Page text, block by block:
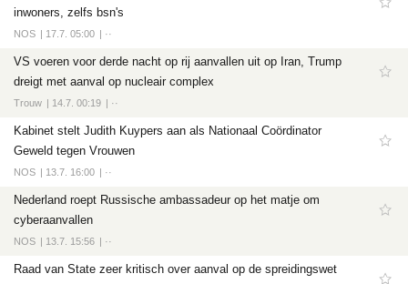
inwoners, zelfs bsn's
NOS 17.7. 05:00 ··
VS voeren voor derde nacht op rij aanvallen uit op Iran, Trump
dreigt met aanval op nucleair complex
Trouw 14.7. 00:19 ··
Kabinet stelt Judith Kuypers aan als Nationaal Coördinator
Geweld tegen Vrouwen
NOS 13.7. 16:00 ··
Nederland roept Russische ambassadeur op het matje om
cyberaanvallen
NOS 13.7. 15:56 ··
Raad van State zeer kritisch over aanval op de spreidingswet